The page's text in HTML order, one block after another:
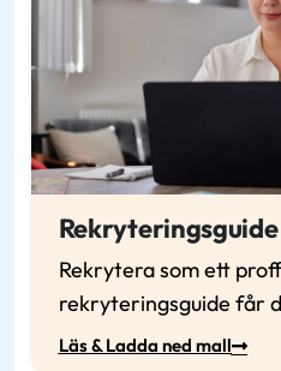
Rekryteringsguide
Rekrytera som ett
rekryteringsguide får
Läs & Ladda ned mall